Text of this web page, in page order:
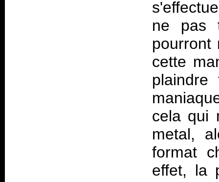
ne pas
pourront
cette
cela qui
metal,
format
effet, la